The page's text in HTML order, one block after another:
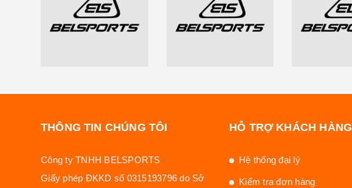
THÔNG TIN CHÚNG TÔI
Công ty TNHH BELSPORTS
Giấy phép ĐKKD số 0315193796 do Sở
HỖ TRỢ KHÁCH HÀNG
Hệ thống đại lý
Kiểm tra đơn hàng